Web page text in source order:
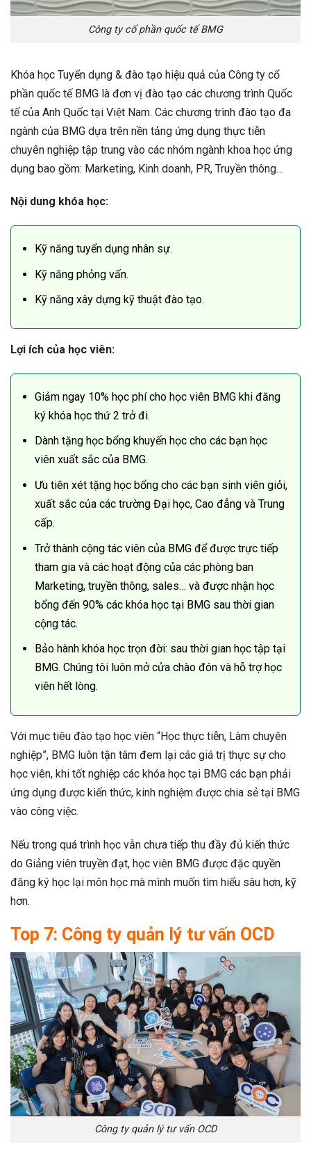
Công ty cổ phần quốc tế BMG
Khóa học Tuyển dụng & đào tạo hiệu quả của Công ty cổ
phần quốc tế BMG là đơn vị đào tạo các chương trình Quốc
tế của Anh Quốc tại Việt Nam. Các chương trình đào tạo đa
ngành của BMG dựa trên nền tảng ứng dụng thực tiễn
chuyên nghiệp tập trung vào các nhóm ngành khoa học ứng
dụng bao gồm: Marketing, Kinh doanh, PR, Truyền thông…
Nội dung khóa học:
Kỹ năng tuyển dụng nhân sự.
Kỹ năng phỏng vấn.
Kỹ năng xây dựng kỹ thuật đào tạo.
Lợi ích của học viên:
Giảm ngay 10% học phí cho học viên BMG khi đăng
ký khóa học thứ 2 trở đi.
Dành tặng học bổng khuyến học cho các bạn học
viên xuất sắc của BMG.
Ưu tiên xét tặng học bổng cho các bạn sinh viên giỏi,
xuất sắc của các trường Đại học, Cao đẳng và Trung
cấp.
Trở thành cộng tác viên của BMG để được trực tiếp
tham gia và các hoạt động của các phòng ban
Marketing, truyền thông, sales… và được nhận học
bổng đến 90% các khóa học tại BMG sau thời gian
cộng tác.
Bảo hành khóa học trọn đời: sau thời gian học tập tại
BMG. Chúng tôi luôn mở cửa chào đón và hỗ trợ học
viên hết lòng.
Với mục tiêu đào tạo học viên “Học thực tiễn, Làm chuyên
nghiệp”, BMG luôn tận tâm đem lại các giá trị thực sự cho
học viên, khi tốt nghiệp các khóa học tại BMG các bạn phải
ứng dụng được kiến thức, kinh nghiệm được chia sẻ tại BMG
vào công việc.
Nếu trong quá trình học vẫn chưa tiếp thu đầy đủ kiến thức
do Giảng viên truyền đạt, học viên BMG được đặc quyền
đăng ký học lại môn học mà mình muốn tìm hiểu sâu hơn, kỹ
hơn.
Top 7: Công ty quản lý tư vấn OCD
Công ty quản lý tư vấn OCD